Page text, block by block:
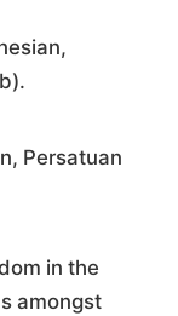
Persatuan
in the
amongst